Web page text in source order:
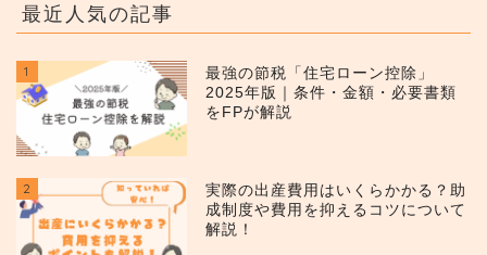
最近人気の記事
1
最強の節税「住宅ローン控除」
2025年版｜条件・金額・必要書類
をFPが解説
2
実際の出産費用はいくらかかる？助
成制度や費用を抑えるコツについて
解説！